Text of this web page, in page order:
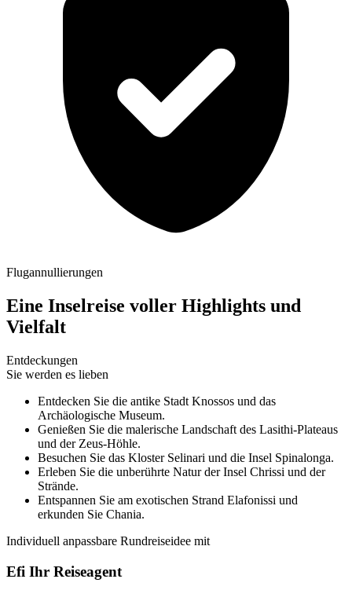
Flugannullierungen
Eine Inselreise voller Highlights und
Vielfalt
Entdeckungen
Sie werden es lieben
Entdecken Sie die antike Stadt Knossos und das
Archäologische Museum.
Genießen Sie die malerische Landschaft des Lasithi-Plateaus
und der Zeus-Höhle.
Besuchen Sie das Kloster Selinari und die Insel Spinalonga.
Erleben Sie die unberührte Natur der Insel Chrissi und der
Strände.
Entspannen Sie am exotischen Strand Elafonissi und
erkunden Sie Chania.
Individuell anpassbare Rundreiseidee mit
Efi Ihr Reiseagent